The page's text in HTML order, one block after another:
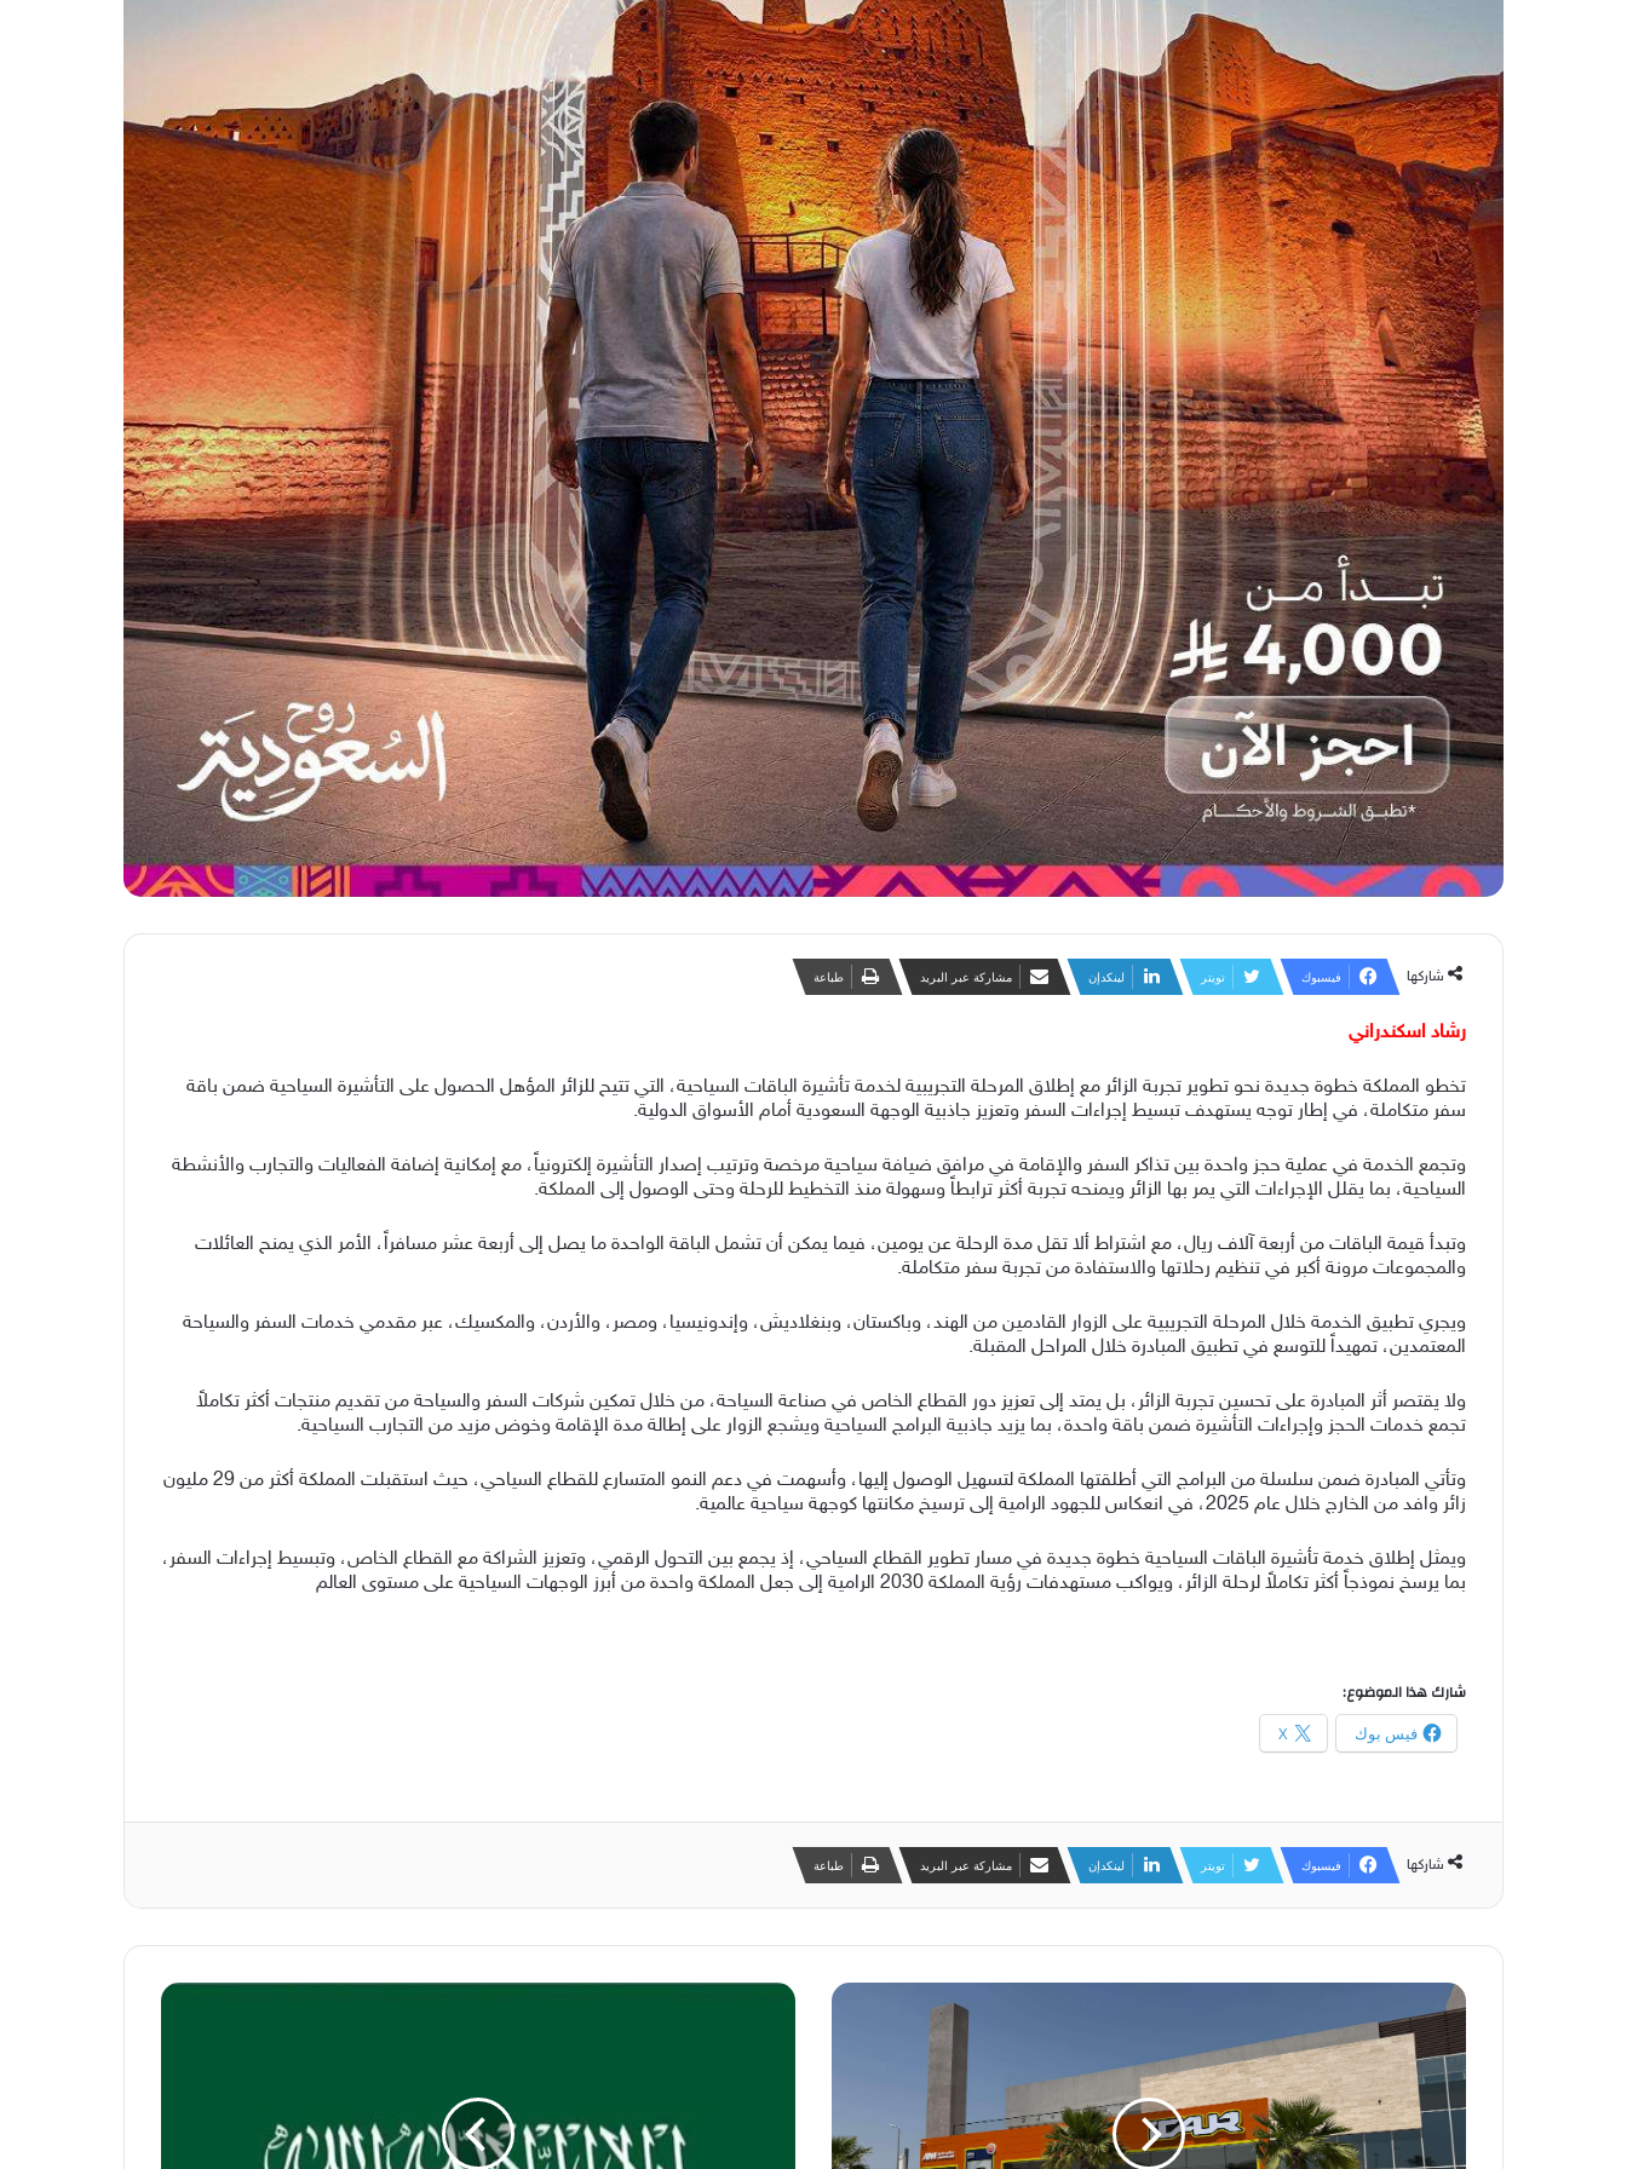
شاركها فيسبوك تويتر لينكدإن مشاركة عبر البريد طباعة
رشاد اسكندراني
تخطو المملكة خطوة جديدة نحو تطوير تجربة الزائر مع إطلاق المرحلة التجريبية لخدمة تأشيرة الباقات السياحية، التي تتيح للزائر المؤهل الحصول على التأشيرة السياحية ضمن باقة
سفر متكاملة، في إطار توجه يستهدف تبسيط إجراءات السفر وتعزيز جاذبية الوجهة السعودية أمام الأسواق الدولية.
وتجمع الخدمة في عملية حجز واحدة بين تذاكر السفر والإقامة في مرافق ضيافة سياحية مرخصة وترتيب إصدار التأشيرة إلكترونياً، مع إمكانية إضافة الفعاليات والتجارب والأنشطة
السياحية، بما يقلل الإجراءات التي يمر بها الزائر ويمنحه تجربة أكثر ترابطاً وسهولة منذ التخطيط للرحلة وحتى الوصول إلى المملكة.
وتبدأ قيمة الباقات من أربعة آلاف ريال، مع اشتراط ألا تقل مدة الرحلة عن يومين، فيما يمكن أن تشمل الباقة الواحدة ما يصل إلى أربعة عشر مسافراً، الأمر الذي يمنح العائلات
والمجموعات مرونة أكبر في تنظيم رحلاتها والاستفادة من تجربة سفر متكاملة.
ويجري تطبيق الخدمة خلال المرحلة التجريبية على الزوار القادمين من الهند، وباكستان، وبنغلاديش، وإندونيسيا، ومصر، والأردن، والمكسيك، عبر مقدمي خدمات السفر والسياحة
المعتمدين، تمهيداً للتوسع في تطبيق المبادرة خلال المراحل المقبلة.
ولا يقتصر أثر المبادرة على تحسين تجربة الزائر، بل يمتد إلى تعزيز دور القطاع الخاص في صناعة السياحة، من خلال تمكين شركات السفر والسياحة من تقديم منتجات أكثر تكاملاً
تجمع خدمات الحجز وإجراءات التأشيرة ضمن باقة واحدة، بما يزيد جاذبية البرامج السياحية ويشجع الزوار على إطالة مدة الإقامة وخوض مزيد من التجارب السياحية.
وتأتي المبادرة ضمن سلسلة من البرامج التي أطلقتها المملكة لتسهيل الوصول إليها، وأسهمت في دعم النمو المتسارع للقطاع السياحي، حيث استقبلت المملكة أكثر من 29 مليون
زائر وافد من الخارج خلال عام 2025، في انعكاس للجهود الرامية إلى ترسيخ مكانتها كوجهة سياحية عالمية.
ويمثل إطلاق خدمة تأشيرة الباقات السياحية خطوة جديدة في مسار تطوير القطاع السياحي، إذ يجمع بين التحول الرقمي، وتعزيز الشراكة مع القطاع الخاص، وتبسيط إجراءات السفر،
بما يرسخ نموذجاً أكثر تكاملاً لرحلة الزائر، ويواكب مستهدفات رؤية المملكة 2030 الرامية إلى جعل المملكة واحدة من أبرز الوجهات السياحية على مستوى العالم
شارك هذا الموضوع:
فيس بوك X
شاركها فيسبوك تويتر لينكدإن مشاركة عبر البريد طباعة